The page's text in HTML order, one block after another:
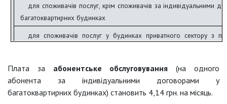
для споживачів послуг, крім споживачів за індивідуальними
багатоквартирних будинках
для споживачів послуг у будинках приватного сектору з
Плата за абонентське обслуговування (на одного
абонента за індивідуальними договорами у
багатоквартирних будинках) становить 4,14 грн. на місяць.